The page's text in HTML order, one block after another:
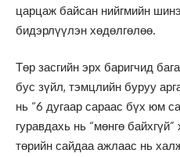
царцаж байсан нийгмийн
бидэрлүүлэн хөдөлгөлөө.
Төр засгийн эрх баригчид
бус зүйл, тэмцлийн буруу
нь “6 дугаар сараас бүх юм
гуравдахь нь “мөнгө
төрийн сайдаа ажлаас нь